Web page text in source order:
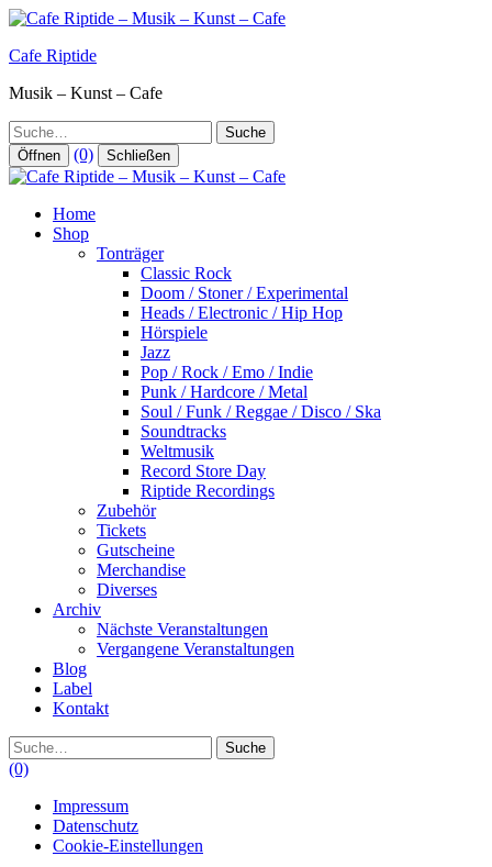
Zum
springen
Cafe Riptide
Musik – Kunst – Cafe
Suche
Öffnen (0) Schließen
Home
Shop
Tonträger
Classic Rock
Doom / Stoner / Experimental
Heads / Electronic / Hip Hop
Hörspiele
Jazz
Pop / Rock / Emo / Indie
Punk / Hardcore / Metal
Soul / Funk / Reggae / Disco / Ska
Soundtracks
Weltmusik
Record Store Day
Riptide Recordings
Zubehör
Tickets
Gutscheine
Merchandise
Diverses
Archiv
Nächste Veranstaltungen
Vergangene Veranstaltungen
Blog
Label
Kontakt
Suche
(0)
Impressum
Datenschutz
Cookie-Einstellungen